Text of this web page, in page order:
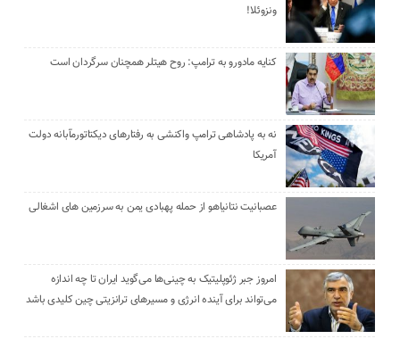
ونزوئلا!
کنایه مادورو به ترامپ: روح هیتلر همچنان سرگردان است
نه به پادشاهی ترامپ واکنشی به رفتارهای دیکتاتورمآبانه دولت
آمریکا
عصبانیت نتانیاهو از حمله پهبادی یمن به سرزمین های اشغالی
امروز جبر ژئوپلیتیک به چینی‌ها می‌گوید ایران تا چه اندازه
می‌تواند برای آینده انرژی و مسیرهای ترانزیتی چین کلیدی باشد